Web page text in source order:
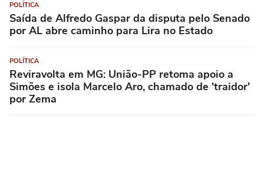
POLÍTICA
Saída de Alfredo Gaspar da disputa pelo Senado
por AL abre caminho para Lira no Estado
POLÍTICA
Reviravolta em MG: União-PP retoma apoio a
Simões e isola Marcelo Aro, chamado de 'traidor'
por Zema